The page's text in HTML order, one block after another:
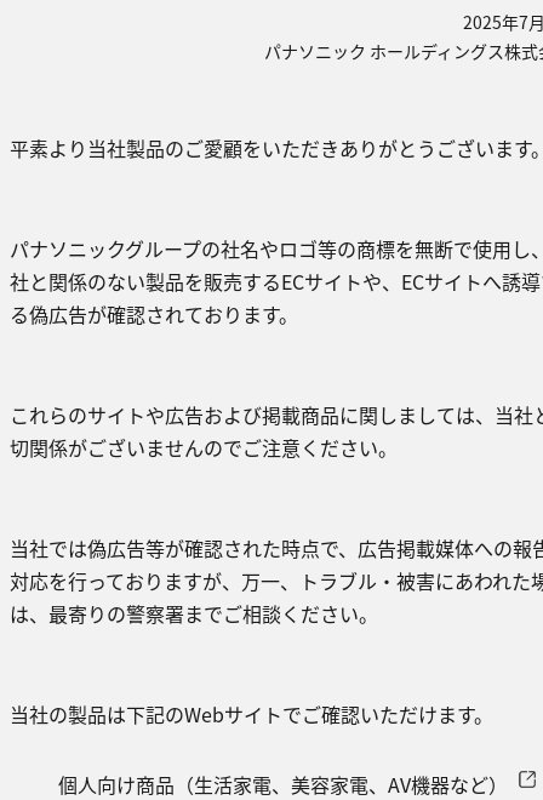
2025年7
パナソニック ホールディングス株
平素より当社製品のご愛顧をいただきありがとうございます
パナソニックグループの社名やロゴ等の商標を無断で使用し
社と関係のない製品を販売するECサイトや、ECサイトへ誘
る偽広告が確認されております。
これらのサイトや広告および掲載商品に関しましては、当社
切関係がございませんのでご注意ください。
当社では偽広告等が確認された時点で、広告掲載媒体への報
対応を行っておりますが、万一、トラブル・被害にあわれた
は、最寄りの警察署までご相談ください。
当社の製品は下記のWebサイトでご確認いただけます。
個人向け商品（生活家電、美容家電、AV機器など）